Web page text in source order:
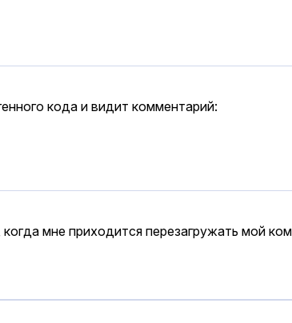
кода и видит комментарий:
мне приходится перезагружать мой